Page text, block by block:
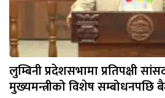
लुम्बिनी प्रदेशसभामा प्रतिपक्षी
मुख्यमन्त्रीको विशेष